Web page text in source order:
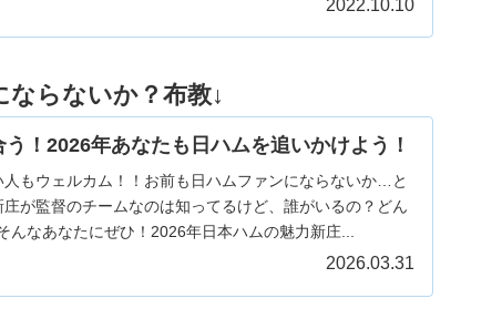
2022.10.10
ならないか？布教↓
！2026年あなたも日ハムを追いかけよう！
もウェルカム！！お前も日ハムファンにならないか…と
が監督のチームなのは知ってるけど、誰がいるの？どん
んなあなたにぜひ！2026年日本ハムの魅力新庄...
2026.03.31